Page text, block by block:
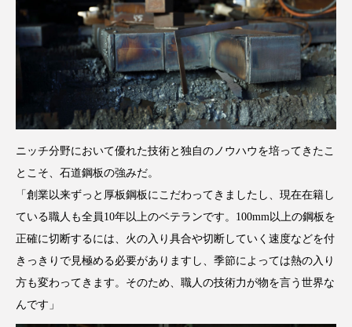
ニッチ分野において優れた技術と独自のノウハウを培ってきたこ
とこそ、石道鋼板の強みだ。
「創業以来ずっと厚板鋼板にこだわってきましたし、現在在籍し
ている職人も全員10年以上のベテランです。100mm以上の鋼板を
正確に切断するには、火の入り具合や切断していく速度などを付
きっきりで見極める必要がありますし、季節によっては熱の入り
方も変わってきます。そのため、職人の技術力が物を言う世界な
んです」